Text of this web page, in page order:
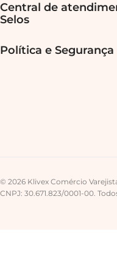
Central de
Selos
Política e Segurança
© 2026 Klivex Comércio
CNPJ: 30.671.823/0001-00.